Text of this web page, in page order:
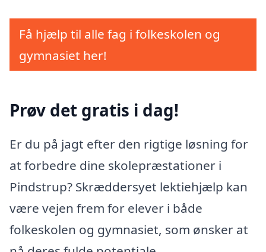
Få hjælp til alle fag i folkeskolen og
gymnasiet her!
Prøv det gratis i dag!
Er du på jagt efter den rigtige løsning for
at forbedre dine skolepræstationer i
Pindstrup? Skræddersyet lektiehjælp kan
være vejen frem for elever i både
folkeskolen og gymnasiet, som ønsker at